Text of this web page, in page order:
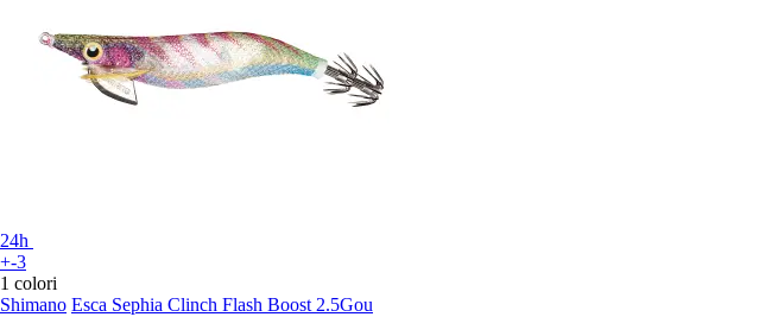
24h
+-3
1 colori
Shimano Esca Sephia Clinch Flash Boost 2.5Gou